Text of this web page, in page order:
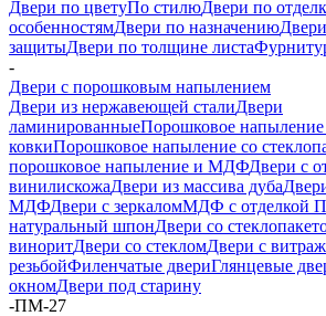
Двери по цветуПо стилюДвери по
особенностямДвери по назначению
защитыДвери по толщине листа
-
Двери с порошковым напылением
Двери из нержавеющей сталиДвери
ламинированныеПорошковое напыление
ковкиПорошковое напыление со
порошковое напыление и МДФДвери с
винилискожаДвери из массива дуба
МДФДвери с зеркаломМДФ с отделкой
натуральный шпонДвери со
виноритДвери со стекломДвери с
резьбойФиленчатые двериГлянцевые
окномДвери под старину
-ПМ-27